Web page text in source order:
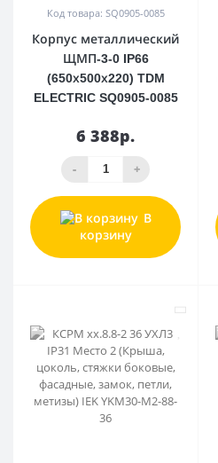
Код товара: SQ0905-0085
Корпус металлический
ЩМП-3-0 IP66
(650х500х220) TDM
ELECTRIC SQ0905-0085
6 388р.
- +
В
корзину